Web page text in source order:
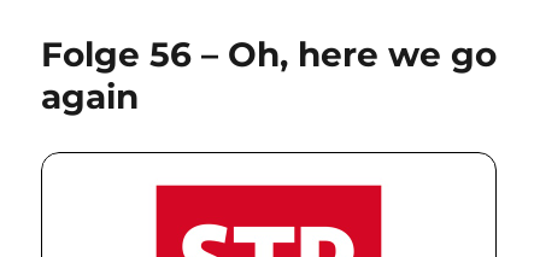
Folge 56 – Oh, here we go
again